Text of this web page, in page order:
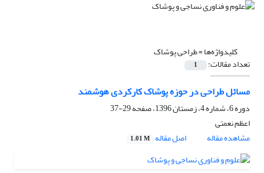
کلیدواژه‌ها =طراحی پوشاک
تعداد مقالات: 1
مسائل طراحی در حوزه پوشاک کارکردی هوشمند
دوره 6، شماره 4، زمستان 1396، صفحه
29-37
اعظم نعمتی
مشاهده مقاله
اصل مقاله 1.01 M